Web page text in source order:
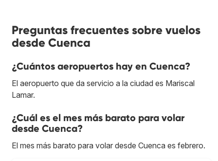
Preguntas frecuentes sobre vuelos
desde Cuenca
¿Cuántos aeropuertos hay en Cuenca?
El aeropuerto que da servicio a la ciudad es Mariscal
Lamar.
¿Cuál es el mes más barato para volar
desde Cuenca?
El mes más barato para volar desde Cuenca es febrero.